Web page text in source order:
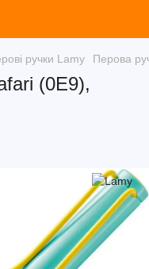
ручки Lamy Перова
(0E9),